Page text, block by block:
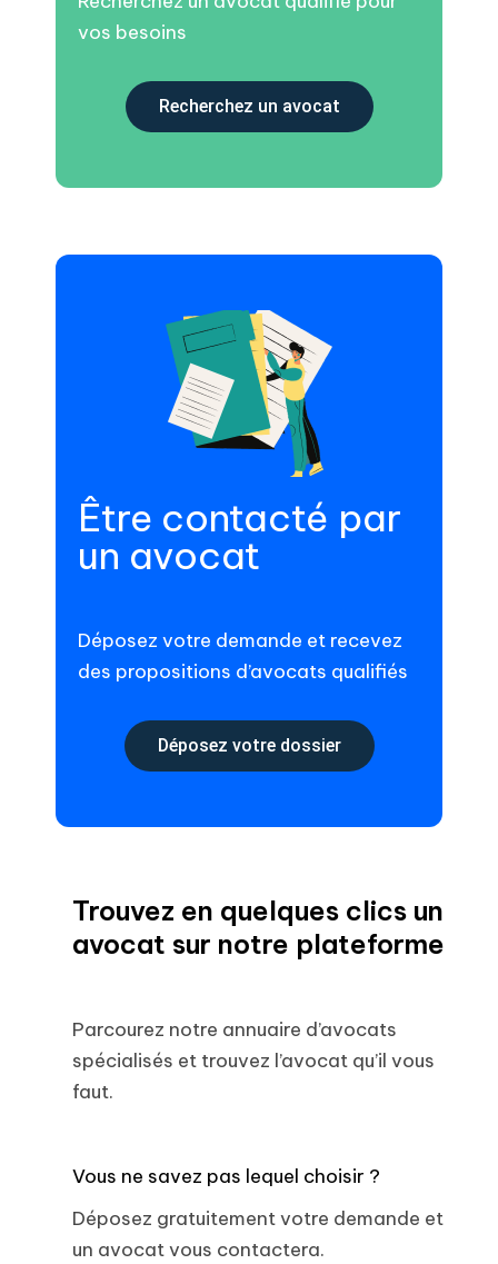
vos besoins
Recherchez un avocat
Être contacté par
un avocat
Déposez votre demande et recevez
des propositions d’avocats qualifiés
Déposez votre dossier
Trouvez en quelques clics un
avocat sur notre plateforme
Parcourez notre annuaire d’avocats
spécialisés et trouvez l’avocat qu’il vous
faut.
Vous ne savez pas lequel choisir ?
Déposez gratuitement votre demande et
un avocat vous contactera.